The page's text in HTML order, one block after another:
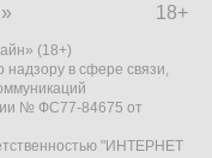
18+
(18+)
в сфере связи,
№ ФС77-84675 от
"ИНТЕРНЕТ